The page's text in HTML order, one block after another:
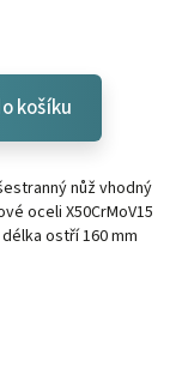
košíku
nůž vhodný
oceli X50CrMoV15
ostří 160 mm